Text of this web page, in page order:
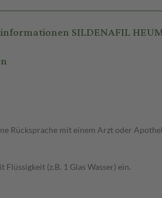
SILDENAFIL
Rücksprache mit einem Arzt oder
(z.B. 1 Glas Wasser) ein.